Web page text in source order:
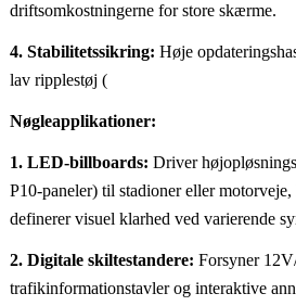
driftsomkostningerne for store skærme.
4. Stabilitetssikring: Høje
lav ripplestøj (
Nøgleapplikationer:
1. LED-billboards: Driver
P10-paneler) til stadioner eller
definerer visuel klarhed ved varierende
2. Digitale skiltestandere: Forsyner
trafikinformationstavler og interaktive